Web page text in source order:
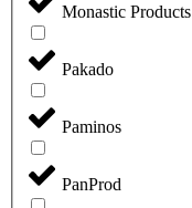
Monastic Products
Pakado
Paminos
PanProd